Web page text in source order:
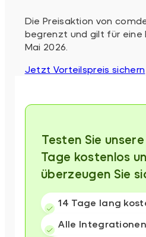
Die Preisaktion von
begrenzt und gilt für eine
Mai 2026.
Jetzt Vorteilspreis sichern
⁨⁨⁨⁨Testen Sie
Tage kostenlos
überzeugen Sie
14 Tage lang
Alle